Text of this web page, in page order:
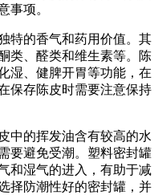
事项。
特的香气和药用价值。其
类、醛类和维生素等。陈
湿、健脾开胃等功能，在
保存陈皮时需要注意保持
中的挥发油含有较高的水
要避免受潮。塑料密封罐
和湿气的进入，有助于减
择防潮性好的密封罐，并